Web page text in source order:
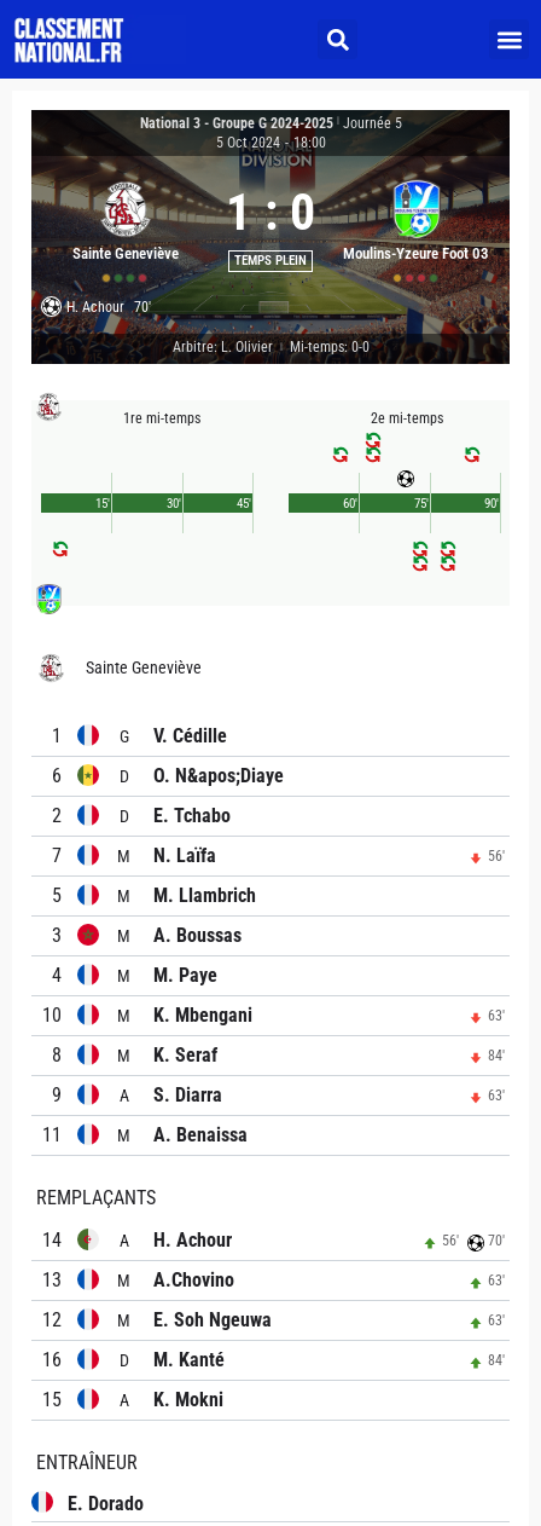
National 3 - Groupe G 2024-2025
Journée 5
5 Oct 2024 - 18:00
Sainte Geneviève
1 : 0
TEMPS PLEIN Moulins-Yzeure Foot 03
H. Achour 70'
Arbitre: L. Olivier | Mi-temps: 0-0
1re mi-temps
45'
15' 30'
2e mi-temps
90'
60' 75'
Sainte Geneviève
1 G
V. Cédille
6
D
O. N&apos;Diaye
2
D
E. Tchabo
7
M N. Laïfa 56'
5 M
M. Llambrich
3
M
A. Boussas
4
M
M. Paye
10
M K. Mbengani 63'
8 M K. Seraf 84'
9 A S. Diarra 63'
11 M A. Benaissa
REMPLAÇANTS
14
A H. Achour 56' 70'
13 M A.Chovino 63'
12 M E. Soh Ngeuwa 63'
16 D M. Kanté 84'
15 A K. Mokni
ENTRAÎNEUR
E. Dorado